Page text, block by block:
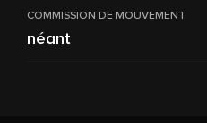
COMMISSION DE MOUVEMENT
néant